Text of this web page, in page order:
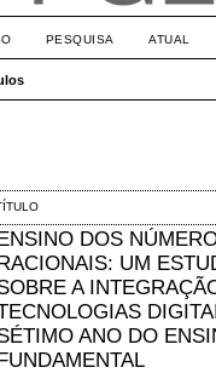
PESQUISA ATUAL
DOS
UM
A
ANO DO